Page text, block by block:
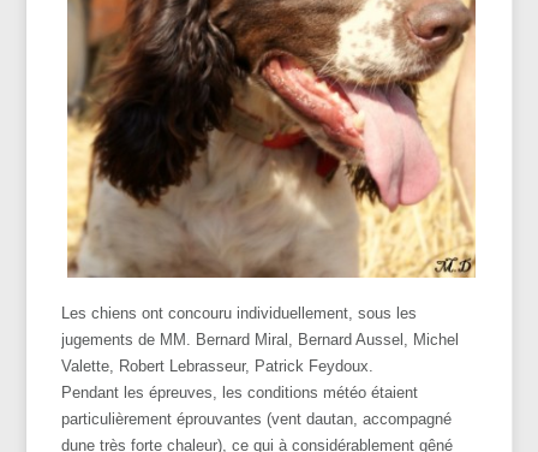
Les chiens ont concouru individuellement, sous les
jugements de MM. Bernard Miral, Bernard Aussel, Michel
Valette, Robert Lebrasseur, Patrick Feydoux.
Pendant les épreuves, les conditions météo étaient
particulièrement éprouvantes (vent dautan, accompagné
dune très forte chaleur), ce qui à considérablement gêné